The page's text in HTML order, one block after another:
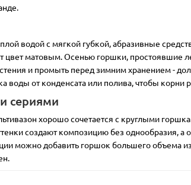
глянец
нет
Горшок Вулкано
3,1 л фиолетовый
Ширина ,см:
фиолетовый
Покрытие:
Подставка:нет Автополивы:
водой с мягкой губкой, абразивные
цвет матовым. Осенью горшки, простоявшие
и промыть перед зимним хранением -
воды от конденсата или полива, чтобы
сериями
хорошо сочетается с круглыми
создают композицию без однообразия, а
можно добавить горшок большего объема из